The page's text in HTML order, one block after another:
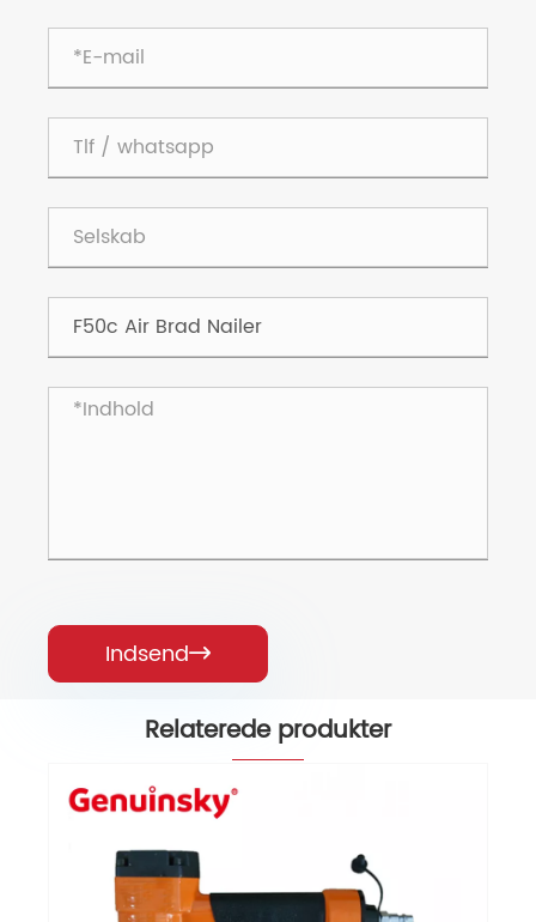
Indsend
Relaterede produkter